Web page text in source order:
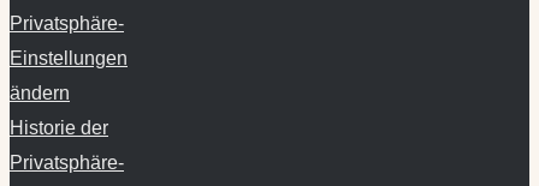
Privatsphäre-
Einstellungen
ändern
Historie der
Privatsphäre-